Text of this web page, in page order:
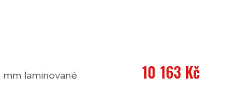
laminované
10 163 Kč